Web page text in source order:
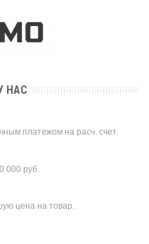
НАС
платежом на расч. счет.
000 руб.
цена на товар.